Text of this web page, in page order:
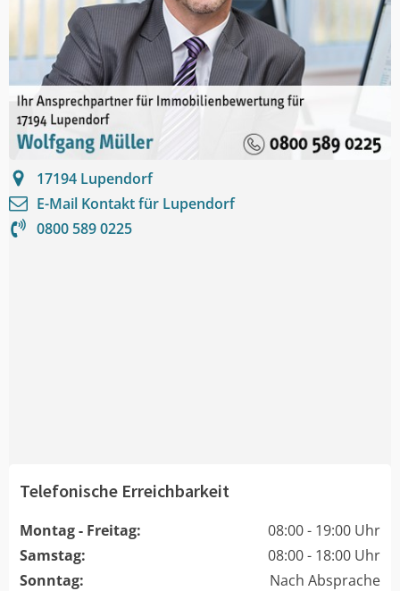
17194 Lupendorf
E-Mail Kontakt für Lupendorf
0800 589 0225
Telefonische Erreichbarkeit
Montag - Freitag:
08:00 - 19:00 Uhr
Samstag:
08:00 - 18:00 Uhr
Sonntag:
Nach Absprache